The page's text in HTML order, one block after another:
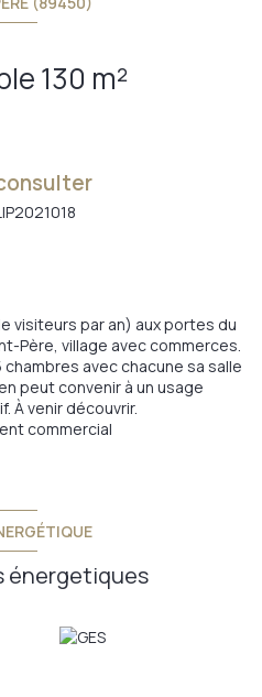
Immeuble 130 m²
visiteurs par an) aux portes du
Père, village avec commerces.
avec chacune sa salle
peut convenir à un usage
À venir découvrir.
commercial
énergetiques